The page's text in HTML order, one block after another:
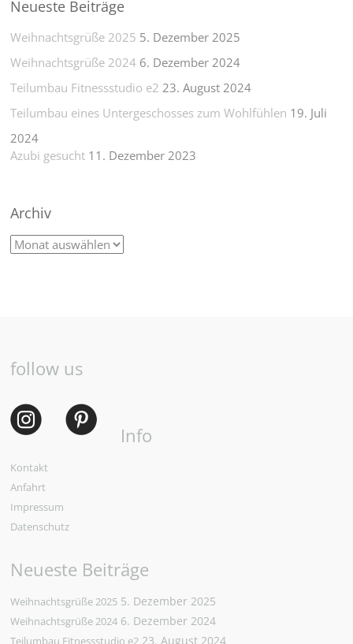
Neueste Beiträge
Weihnachtsgrüße 2025 5. Dezember 2025
Weihnachtsgrüße 2024 6. Dezember 2024
Teilumbau Fitnessstudio e2 23. August 2024
Teilumbau eines Untergeschosses zum Wohlfühlen 19. Juli
2024
Azubi gesucht 11. Dezember 2023
Archiv
follow us
Info
Kontakt
Anfahrt
Impressum
Datenschutz
Neueste Beiträge
Weihnachtsgrüße 2025 5. Dezember 2025
Weihnachtsgrüße 2024 6. Dezember 2024
Teilumbau Fitnessstudio e2 23. August 2024